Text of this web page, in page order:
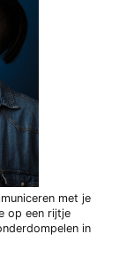
met je
op een rijtje
in